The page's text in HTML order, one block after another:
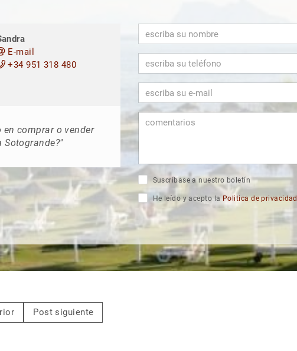
E-mail
+34 951 318 480
en comprar o vender
Sotogrande?"
Suscríbase a nuestro boletín
He leído y acepto laPolitica de privacidad
Post siguiente